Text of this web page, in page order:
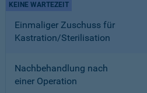
Einmaliger Zuschuss für
Kastration/Sterilisation
KEINE WARTEZEIT
Nachbehandlung nach
einer Operation